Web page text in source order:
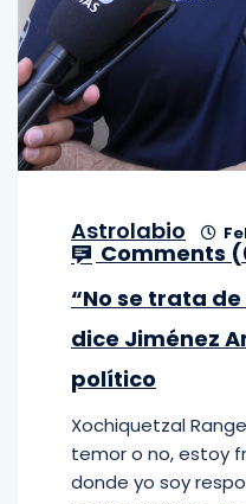
Astrolabio
Comments (
“No se trata
dice Jiménez
político
Xochiquetzal
temor o no, estoy
donde yo soy